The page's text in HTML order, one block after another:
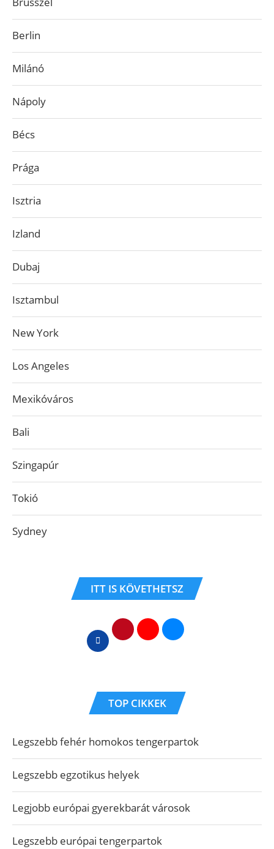
Berlin
Milánó
Nápoly
Bécs
Prága
Isztria
Izland
Dubaj
Isztambul
New York
Los Angeles
Mexikóváros
Bali
Szingapúr
Tokió
Sydney
ITT IS KÖVETHETSZ
TOP CIKKEK
Legszebb fehér homokos tengerpartok
Legszebb egzotikus helyek
Legjobb európai gyerekbarát városok
Legszebb európai tengerpartok